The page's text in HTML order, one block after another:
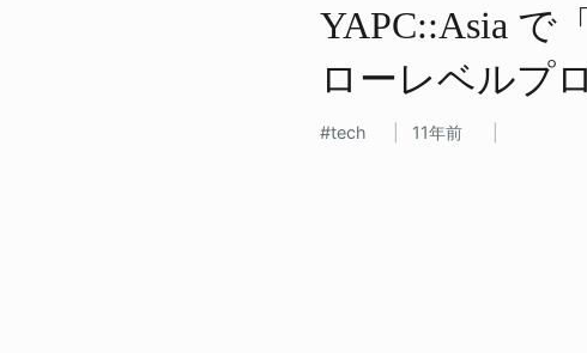
YAPC::Asia で​
ローレベルプ
tech 11年前